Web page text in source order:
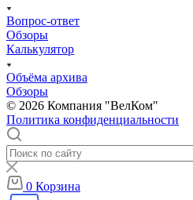
Вопрос-ответ
Обзоры
Калькулятор
Объёма архива
Обзоры
© 2026 Компания "ВелКом"
Политика конфиденциальности
0 Корзина